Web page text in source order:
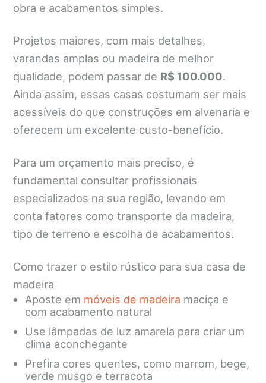
obra e acabamentos simples.
Projetos maiores, com mais detalhes,
varandas amplas ou madeira de melhor
qualidade, podem passar de R$ 100.000.
Ainda assim, essas casas costumam ser mais
acessíveis do que construções em alvenaria e
oferecem um excelente custo-benefício.
Para um orçamento mais preciso, é
fundamental consultar profissionais
especializados na sua região, levando em
conta fatores como transporte da madeira,
tipo de terreno e escolha de acabamentos.
Como trazer o estilo rústico para sua casa de
madeira
Aposte em móveis de madeira maciça e
com acabamento natural
Use lâmpadas de luz amarela para criar um
clima aconchegante
Prefira cores quentes, como marrom, bege,
verde musgo e terracota